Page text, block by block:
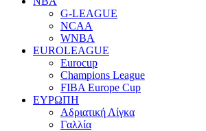
G-LEAGUE
NCAA
WNBA
ΕUROLEAGUE
Eurocup
Champions League
FIBA Europe Cup
ΕΥΡΩΠΗ
Αδριατική Λίγκα
Γαλλία